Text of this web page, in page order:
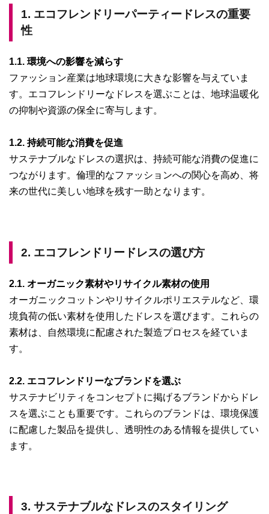
1. エコフレンドリーパーティードレスの重要
性
1.1. 環境への影響を減らす
ファッション産業は地球環境に大きな影響を与えていま
す。エコフレンドリーなドレスを選ぶことは、地球温暖化
の抑制や資源の保全に寄与します。
1.2. 持続可能な消費を促進
サステナブルなドレスの選択は、持続可能な消費の促進に
つながります。倫理的なファッションへの関心を高め、将
来の世代に美しい地球を残す一助となります。
2. エコフレンドリードレスの選び方
2.1. オーガニック素材やリサイクル素材の使用
オーガニックコットンやリサイクルポリエステルなど、環
境負荷の低い素材を使用したドレスを選びます。これらの
素材は、自然環境に配慮された製造プロセスを経ていま
す。
2.2. エコフレンドリーなブランドを選ぶ
サステナビリティをコンセプトに掲げるブランドからドレ
スを選ぶことも重要です。これらのブランドは、環境保護
に配慮した製品を提供し、透明性のある情報を提供してい
ます。
3. サステナブルなドレスのスタイリング